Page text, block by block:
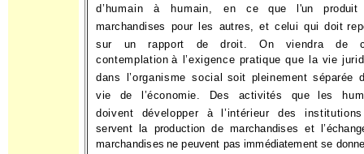
d’humain à humain, en ce
que l'un produit
marchandises pour les autres, et celui qui doit
sur un rapport de droit. On viendra de
contemplation à l’exigence pratique que la vie
dans l’organisme social
soit pleinement séparée
vie de l’économie. Des activités que
les
doivent développer à l’intérieur des
servent la production de marchandises et
marchandises ne peuvent pas immédiatement se